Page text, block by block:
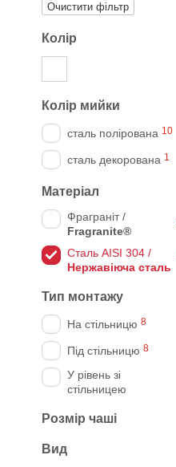
Очистити фільтр
Колір
Колір мийки
сталь полірована 10
сталь декорована 1
Матеріал
Фраграніт /
Fragranite®
Cталь AISI 304 /
Нержавіюча сталь
Тип монтажу
На стільницю 8
Під стільницю 8
У рівень зі
стільницею
Розмір чаші
Вид